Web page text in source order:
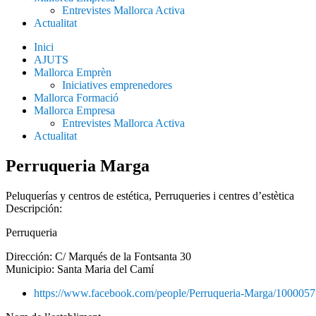
Entrevistes Mallorca Activa
Actualitat
Inici
AJUTS
Mallorca Emprèn
Iniciatives emprenedores
Mallorca Formació
Mallorca Empresa
Entrevistes Mallorca Activa
Actualitat
Perruqueria Marga
Peluquerías y centros de estética, Perruqueries i centres d’estètica
Descripción:
Perruqueria
Dirección: C/ Marqués de la Fontsanta 30
Municipio: Santa Maria del Camí
https://www.facebook.com/people/Perruqueria-Marga/